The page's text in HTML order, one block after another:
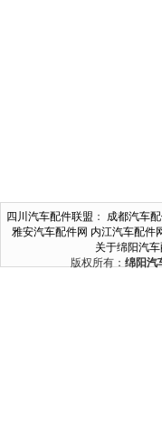
四川汽车配件联盟 ： 成都汽车
雅安汽车配件网 内江汽车配件
关于绵阳汽车
版权所有： 绵阳汽